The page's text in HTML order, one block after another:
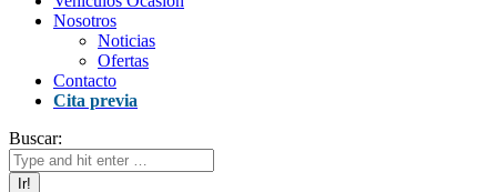
Nosotros
Noticias
Ofertas
Contacto
Cita previa
Buscar: